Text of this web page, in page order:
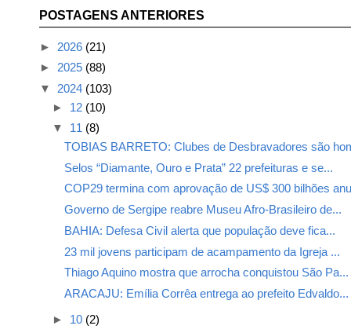
POSTAGENS ANTERIORES
► 2026 (21)
► 2025 (88)
▼ 2024 (103)
► 12 (10)
▼ 11 (8)
TOBIAS BARRETO: Clubes de Desbravadores são
Selos “Diamante, Ouro e Prata” 22 prefeituras e se...
COP29 termina com aprovação de US$ 300 bilhões
Governo de Sergipe reabre Museu Afro-Brasileiro de...
BAHIA: Defesa Civil alerta que população deve fica...
23 mil jovens participam de acampamento da Igreja ...
Thiago Aquino mostra que arrocha conquistou São Pa...
ARACAJU: Emília Corrêa entrega ao prefeito Edvaldo...
► 10 (2)